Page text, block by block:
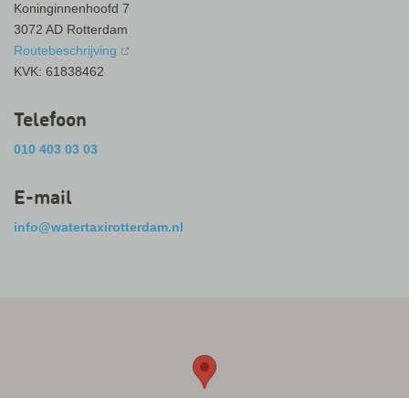
Koninginnenhoofd 7
3072 AD Rotterdam
Routebeschrijving
KVK: 61838462
Telefoon
010 403 03 03
E-mail
info@watertaxirotterdam.nl